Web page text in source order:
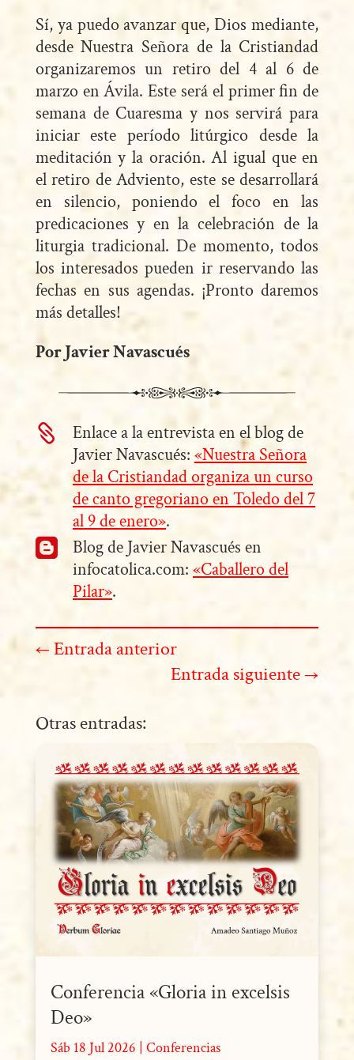
Sí, ya puedo avanzar que, Dios mediante,
desde Nuestra Señora de la Cristiandad
organizaremos un retiro del 4 al 6 de
marzo en Ávila. Este será el primer fin de
semana de Cuaresma y nos servirá para
iniciar este período litúrgico desde la
meditación y la oración. Al igual que en
el retiro de Adviento, este se desarrollará
en silencio, poniendo el foco en las
predicaciones y en la celebración de la
liturgia tradicional. De momento, todos
los interesados pueden ir reservando las
fechas en sus agendas. ¡Pronto daremos
más detalles!
Por Javier Navascués

Enlace a la entrevista en el blog de
Javier Navascués: «Nuestra Señora
de la Cristiandad organiza un curso
de canto gregoriano en Toledo del 7
al 9 de enero».

Blog de Javier Navascués en
infocatolica.com: «Caballero del
Pilar».
←Entrada anterior
Entrada siguiente→
Otras entradas:
Conferencia «Gloria in excelsis
Deo»
Sáb 18 Jul 2026
Conferencias